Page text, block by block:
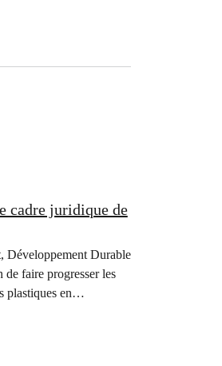
cadre juridique de
Développement Durable
faire progresser les
plastiques en